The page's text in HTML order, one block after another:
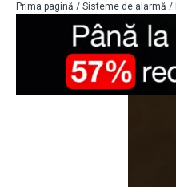
Prima pagină / Sisteme de alarmă /